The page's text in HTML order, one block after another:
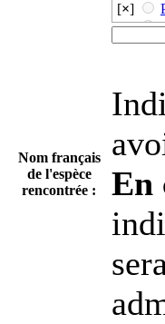
[×]
[×]
[×]
Nom français
de l'espèce
rencontrée :
En